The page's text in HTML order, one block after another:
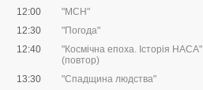
12:00
"МСН"
12:30
"Погода"
12:40
"Космічна епоха. Історія НАСА"
(повтор)
13:30
"Спадщина людства"